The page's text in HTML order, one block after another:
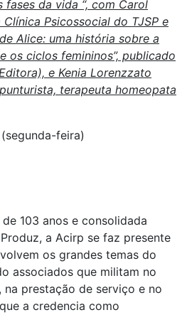
da vida “, com Carol
Psicossocial do TJSP e
Alice: uma história sobre a
os ciclos femininos”, publicado
e Kenia Lorenzzato
terapeuta homeopata
feira)
103 anos e consolidada
a Acirp se faz presente
os grandes temas do
associados que militam no
prestação de serviço e no
a credencia como